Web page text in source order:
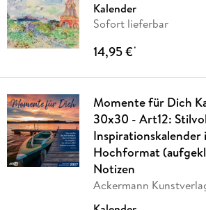
Kalender
Sofort lieferbar
14,95 €*
Momente für Dich
30x30 - Art12:
Inspirationskalender
Hochformat
Notizen
Ackermann